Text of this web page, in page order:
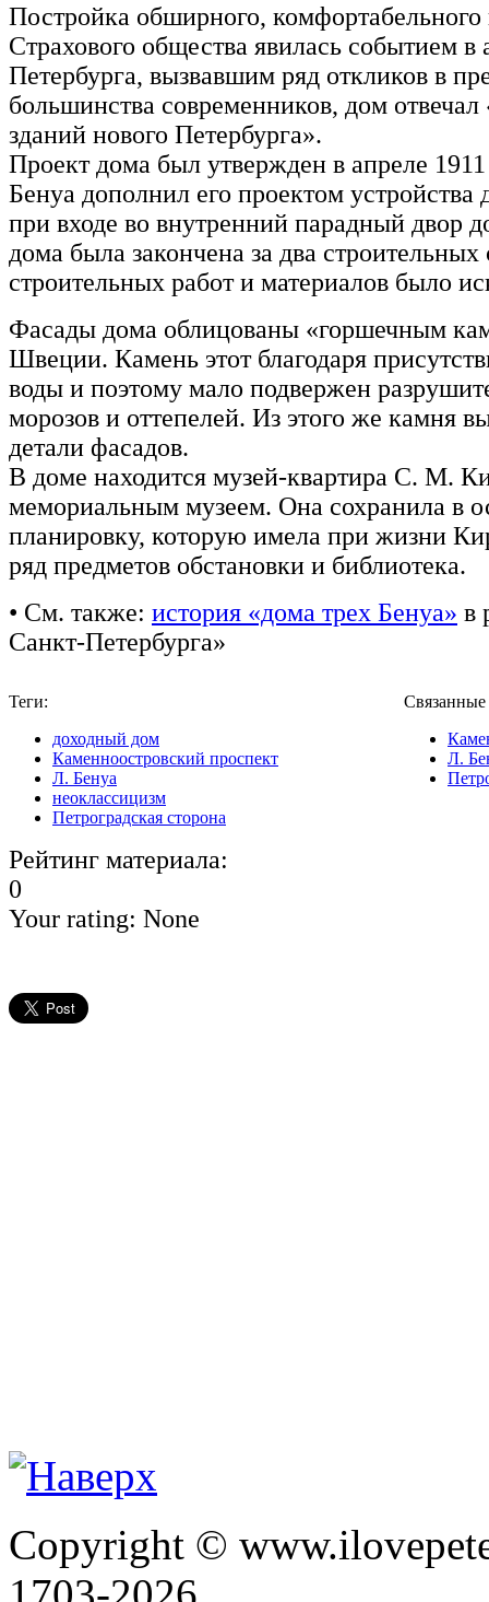
Постройка обширного, комфортабельного
Страхового общества явилась событием
Петербурга, вызвавшим ряд откликов в
большинства современников, дом
зданий нового Петербурга».
Проект дома был утвержден в апреле
Бенуа дополнил его проектом устройства
при входе во внутренний парадный двор
дома была закончена за два строительных
строительных работ и материалов было
Фасады дома облицованы «горшечным
Швеции. Камень этот благодаря
воды и поэтому мало подвержен
морозов и оттепелей. Из этого же камня
детали фасадов.
В доме находится музей-квартира С. М.
мемориальным музеем. Она сохранила в
планировку, которую имела при жизни
ряд предметов обстановки и библиотека.
• См. также: история «дома трех Бенуа» в
Санкт-Петербурга»
Теги:
доходный дом
Каменноостровский проспект
Л. Бенуа
неоклассицизм
Петроградская сторона
Л.
Рейтинг материала:
0
Your rating: None
Copyright ©